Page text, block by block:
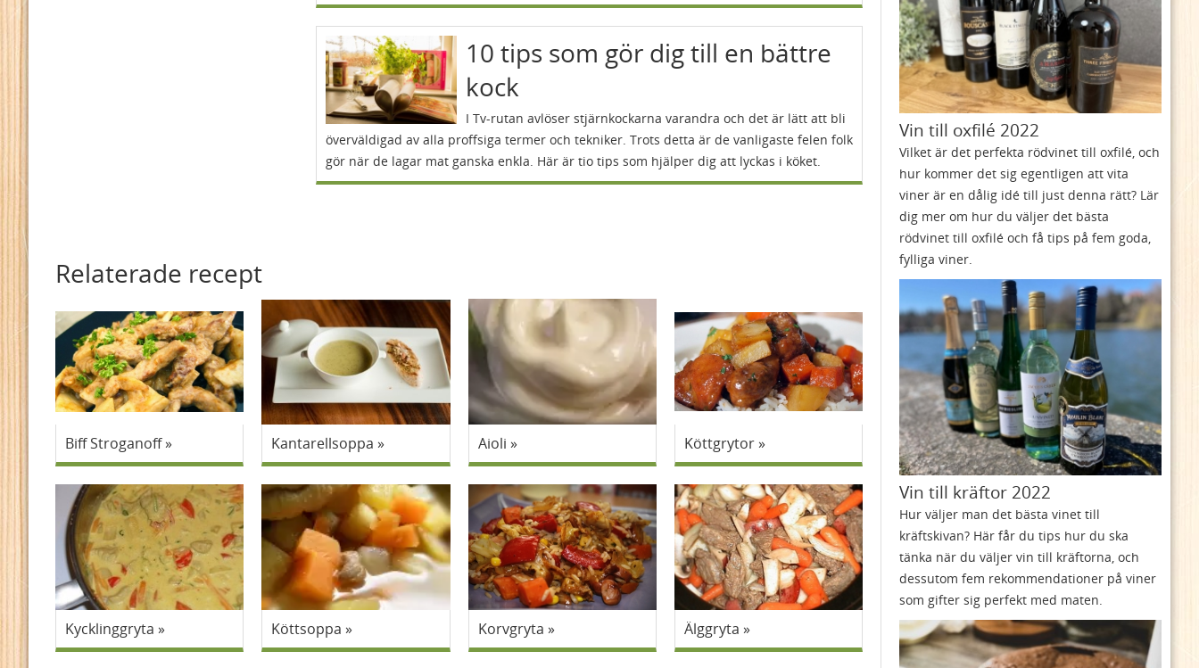
10 tips som gör dig till en bättre
kock
I Tv-rutan avlöser stjärnkockarna varandra och det är lätt att bli
överväldigad av alla proffsiga termer och tekniker. Trots detta är de vanligaste felen folk
gör när de lagar mat ganska enkla. Här är tio tips som hjälper dig att lyckas i köket.
Relaterade recept
Biff Stroganoff Kantarellsoppa Aioli Köttgrytor
Kycklinggryta Köttsoppa Korvgryta Älggryta
Vin till oxfilé 2022
Vilket är det perfekta rödvinet till oxfilé, och
hur kommer det sig egentligen att vita
viner är en dålig idé till just denna rätt? Lär
dig mer om hur du väljer det bästa
rödvinet till oxfilé och få tips på fem goda,
fylliga viner.
Vin till kräftor 2022
Hur väljer man det bästa vinet till
kräftskivan? Här får du tips hur du ska
tänka när du väljer vin till kräftorna, och
dessutom fem rekommendationer på viner
som gifter sig perfekt med maten.